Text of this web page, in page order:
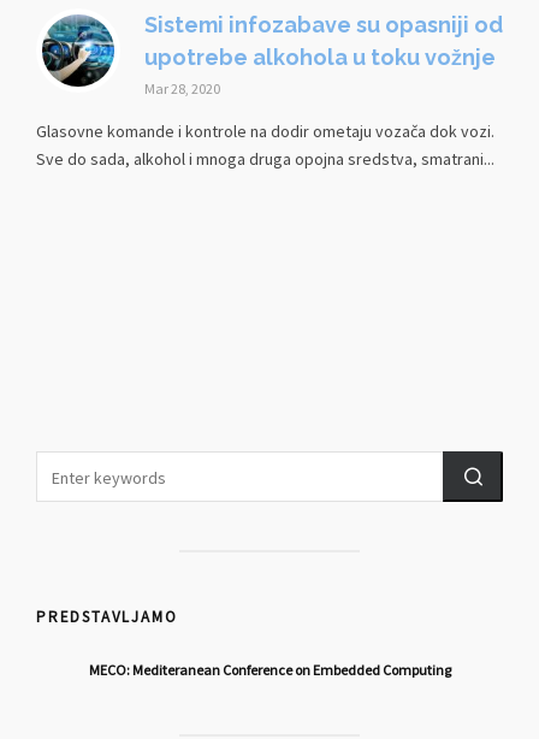
Sistemi infozabave su opasniji od
upotrebe alkohola u toku vožnje
Mar 28, 2020
Glasovne komande i kontrole na dodir ometaju vozača dok vozi.
Sve do sada, alkohol i mnoga druga opojna sredstva, smatrani...
PREDSTAVLJAMO
MECO: Mediteranean Conference on Embedded Computing